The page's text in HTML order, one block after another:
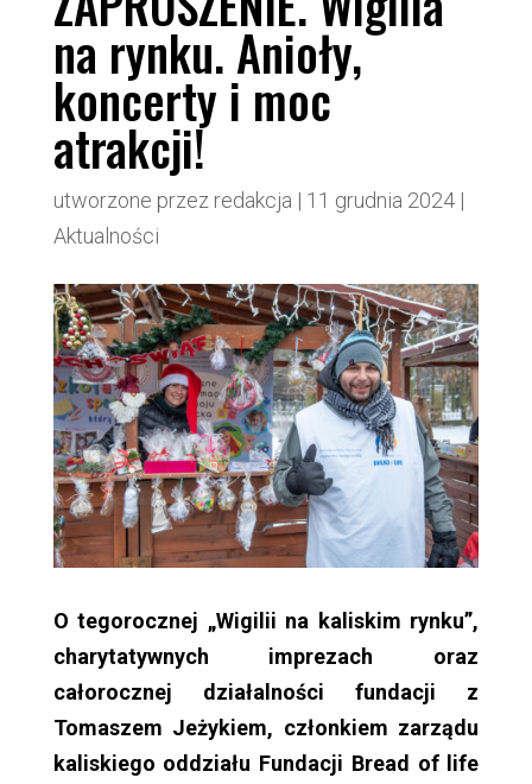
na rynku. Anioły,
koncerty i moc
atrakcji!
utworzone przez redakcja | 11 grudnia 2024|
Aktualności
O tegorocznej „Wigilii na kaliskim rynku”,
charytatywnych imprezach oraz
całorocznej działalności fundacji z
Tomaszem Jeżykiem, członkiem zarządu
kaliskiego oddziału Fundacji Bread of life